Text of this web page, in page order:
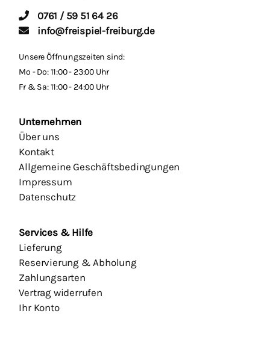
0761 / 59 51 64 26
info@freispiel-freiburg.de
Unsere Öffnungszeiten sind:
Mo - Do: 11:00 - 23:00 Uhr
Fr & Sa: 11:00 - 24:00 Uhr
Unternehmen
Über uns
Kontakt
Allgemeine Geschäftsbedingungen
Impressum
Datenschutz
Services & Hilfe
Lieferung
Reservierung & Abholung
Zahlungsarten
Vertrag widerrufen
Ihr Konto